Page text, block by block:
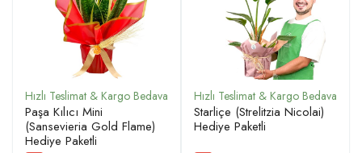
Paşa Kılıcı Mini
(Sansevieria Gold Flame)
Hediye Paketli
Starliçe (Strelitzia Nicolai)
Hediye Paketli